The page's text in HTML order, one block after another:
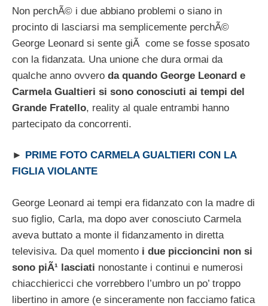
Non perchÃ© i due abbiano problemi o siano in
procinto di lasciarsi ma semplicemente perchÃ©
George Leonard si sente giÃ come se fosse sposato
con la fidanzata. Una unione che dura ormai da
qualche anno ovvero da quando George Leonard e
Carmela Gualtieri si sono conosciuti ai tempi del
Grande Fratello, reality al quale entrambi hanno
partecipato da concorrenti.
►
PRIME FOTO CARMELA GUALTIERI CON LA
FIGLIA VIOLANTE
George Leonard ai tempi era fidanzato con la madre di
suo figlio, Carla, ma dopo aver conosciuto Carmela
aveva buttato a monte il fidanzamento in diretta
televisiva. Da quel momento i due piccioncini non si
sono piÃ¹ lasciati nonostante i continui e numerosi
chiacchiericci che vorrebbero l’umbro un po’ troppo
libertino in amore (e sinceramente non facciamo fatica